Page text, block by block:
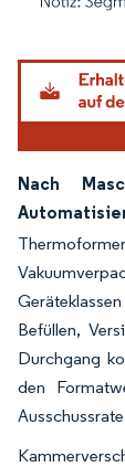
Bild © Mordor
Nach
Befüllen,
Durchgang
den